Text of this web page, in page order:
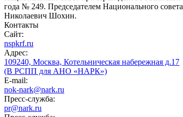
года № 249. Председателем Национального
Николаевич Шохин.
Контакты
Сайт:
nspkrf.ru
Адрес:
109240, Москва, Котельническая набережная д.17
(В РСПП для АНО «НАРК»)
E-mail:
nok-nark@nark.ru
Пресс-служба:
pr@nark.ru